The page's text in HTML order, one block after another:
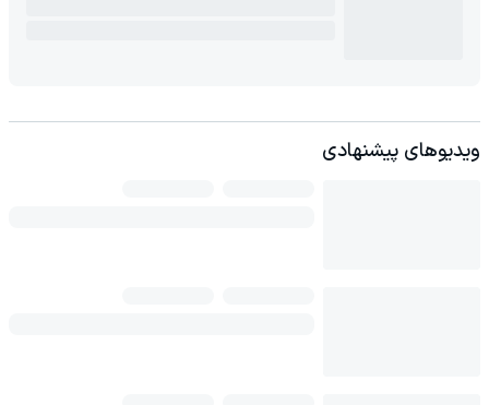
ویدیوهای پیشنهادی